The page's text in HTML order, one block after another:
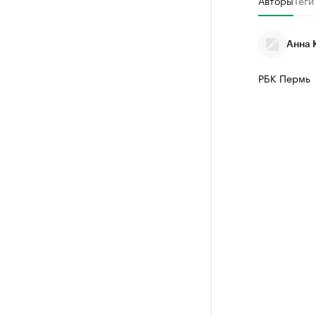
Анна
РБК Пермь